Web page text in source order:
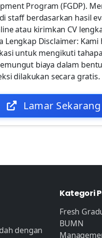
Program (FGDP).
staff berdasarkan hasil
atau kirimkan CV
Lengkap Disclaimer:
untuk mengikuti
biaya dalam
dilakukan secara gratis.
Lamar Sekarang
dengan
Kategori
Fresh
BUMN